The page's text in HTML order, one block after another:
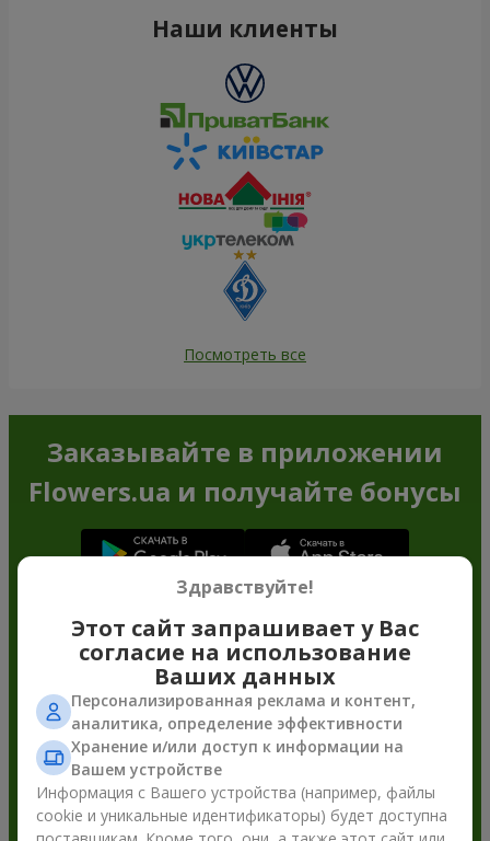
Наши клиенты
Посмотреть все
Заказывайте в приложении
Flowers.ua и получайте бонусы
Здравствуйте!
Этот сайт запрашивает у Вас
согласие на использование
Ваших данных
Персонализированная реклама и контент,
аналитика, определение эффективности
Хранение и/или доступ к информации на
Вашем устройстве
Информация с Вашего устройства (например, файлы
cookie и уникальные идентификаторы) будет доступна